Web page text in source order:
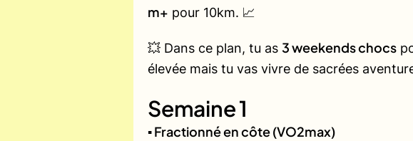
m+ pour 10km. 📈
💥 Dans ce plan, tu as 3 weekends chocs
élevée mais tu vas vivre de sacrées
Semaine 1
▪️ Fractionné en côte (VO2max)